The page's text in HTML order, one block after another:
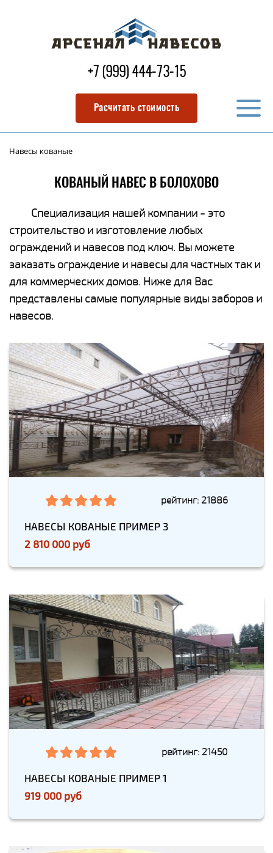
+7 (999) 444-73-15
Расчитать стоимость
Навесы кованые
КОВАНЫЙ НАВЕС В БОЛОХОВО
Специализация нашей компании - это
строительство и изготовление любых
ограждений и навесов под ключ. Вы можете
заказать ограждение и навесы для частных так и
для коммерческих домов. Ниже для Вас
представлены самые популярные виды заборов и
навесов.
рейтинг: 21886
НАВЕСЫ КОВАНЫЕ ПРИМЕР 3
2 810 000 руб
рейтинг: 21450
НАВЕСЫ КОВАНЫЕ ПРИМЕР 1
919 000 руб